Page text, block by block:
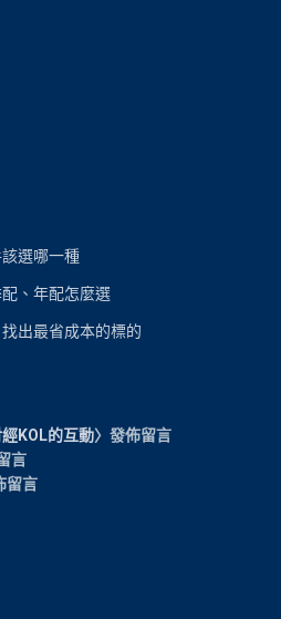
選哪一種
、年配怎麼選
出最省成本的標的
KOL的互動〉發佈留言
言
留言